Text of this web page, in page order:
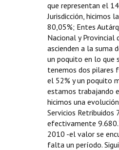
que representan el
Jurisdicción, hicimos
80,05%; Entes
Nacional y Provincial
ascienden a la suma
un poquito en lo que
tenemos dos pilares
el 52% y un poquito
estamos trabajando
hicimos una
Servicios
efectivamente
2010 -el valor se
falta un período.